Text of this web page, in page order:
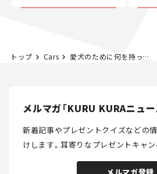
トップ Cars 愛犬のために何を持っていく？愛犬とキャンプのアンケート結果！
メルマガ「KURU KURAニュー
新着記事やプレゼントクイズなどの
けします。耳寄りなプレゼントキャン